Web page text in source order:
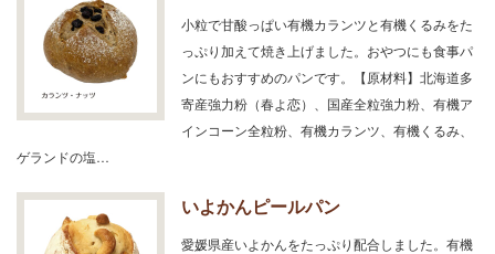
小粒で甘酸っぱい有機カランツと有機くるみをた
っぷり加えて焼き上げました。おやつにも食事パ
ンにもおすすめのパンです。【原材料】北海道多
寄産強力粉（春よ恋）、国産全粒強力粉、有機ア
インコーン全粒粉、有機カランツ、有機くるみ、
ゲランドの塩…
いよかんピールパン
愛媛県産いよかんをたっぷり配合しました。有機